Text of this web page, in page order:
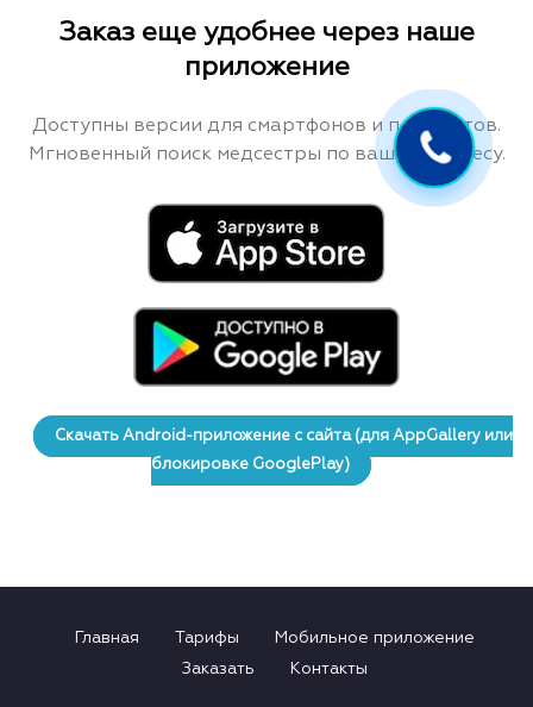
Заказ еще удобнее через наше
приложение
Доступны версии для смартфонов и планшетов.
Мгновенный поиск медсестры по вашему адресу.
Скачать Android-приложение с сайта (для AppGallery или
блокировке GooglePlay)
Главная Тарифы
Мобильное приложение
Заказать
Контакты